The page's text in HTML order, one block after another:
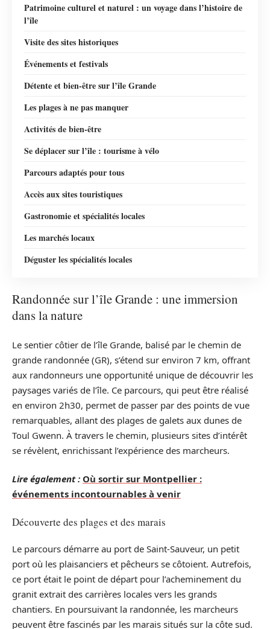
Patrimoine culturel et naturel : un voyage dans l’histoire de
l’île
Visite des sites historiques
Événements et festivals
Détente et bien-être sur l’île Grande
Les plages à ne pas manquer
Activités de bien-être
Se déplacer sur l’île : tourisme à vélo
Parcours adaptés pour tous
Accès aux sites touristiques
Gastronomie et spécialités locales
Les marchés locaux
Déguster les spécialités locales
Randonnée sur l’île Grande : une immersion
dans la nature
Le sentier côtier de l’île Grande, balisé par le chemin de
grande randonnée (GR), s’étend sur environ 7 km, offrant
aux randonneurs une opportunité unique de découvrir les
paysages variés de l’île. Ce parcours, qui peut être réalisé
en environ 2h30, permet de passer par des points de vue
remarquables, allant des plages de galets aux dunes de
Toul Gwenn. À travers le chemin, plusieurs sites d’intérêt
se révèlent, enrichissant l’expérience des marcheurs.
Lire également : Où sortir sur Montpellier :
événements incontournables à venir
Découverte des plages et des marais
Le parcours démarre au port de Saint-Sauveur, un petit
port où les plaisanciers et pêcheurs se côtoient. Autrefois,
ce port était le point de départ pour l’acheminement du
granit extrait des carrières locales vers les grands
chantiers. En poursuivant la randonnée, les marcheurs
peuvent être fascinés par les marais situés sur la côte sud.